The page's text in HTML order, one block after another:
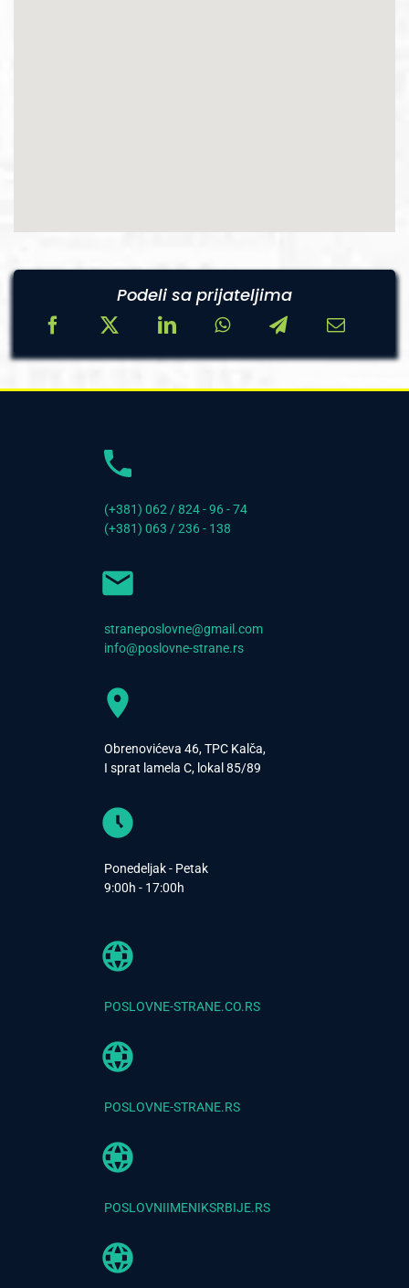
Podeli sa prijateljima
(+381) 062 / 824 - 96 - 74
(+381) 063 / 236 - 138
straneposlovne@gmail.com
info@poslovne-strane.rs
Obrenovićeva 46, TPC Kalča,
I sprat lamela C, lokal 85/89
Ponedeljak - Petak
9:00h - 17:00h
POSLOVNE-STRANE.CO.RS
POSLOVNE-STRANE.RS
POSLOVNIIMENIKSRBIJE.RS